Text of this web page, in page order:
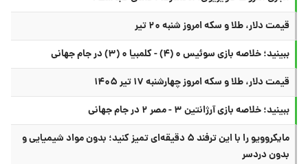
قیمت دلار، طلا و سکه امروز شنبه ۲۰ تیر
ببینید؛ خلاصه بازی سوئیس ۰ (۴) - کلمبیا ۰ (۳) در جام جهانی
قیمت دلار، طلا و سکه امروز چهارشنبه ۱۷ تیر ۱۴۰۵
ببینید؛ خلاصه بازی آرژانتین ۳ - مصر ۲ در جام جهانی
مایکروویو را با این ترفند ۵ دقیقه‌ای تمیز کنید؛ بدون مواد شیمیایی و
بدون دردسر